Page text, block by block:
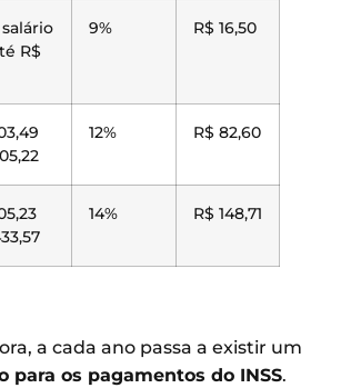
R$
9% R$ 16,50
12% R$ 82,60
14% R$ 148,71
a cada ano passa a existir um
para os pagamentos do INSS.